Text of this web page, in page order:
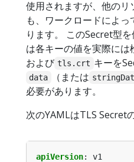
使用されますが、他のリ
も、ワークロードによ
ります。 このSecret型
は各キーの値を実際には
および tls.crt キーを
data （または
必要があります。
次のYAMLはTLS Secret
apiVersion:
v1